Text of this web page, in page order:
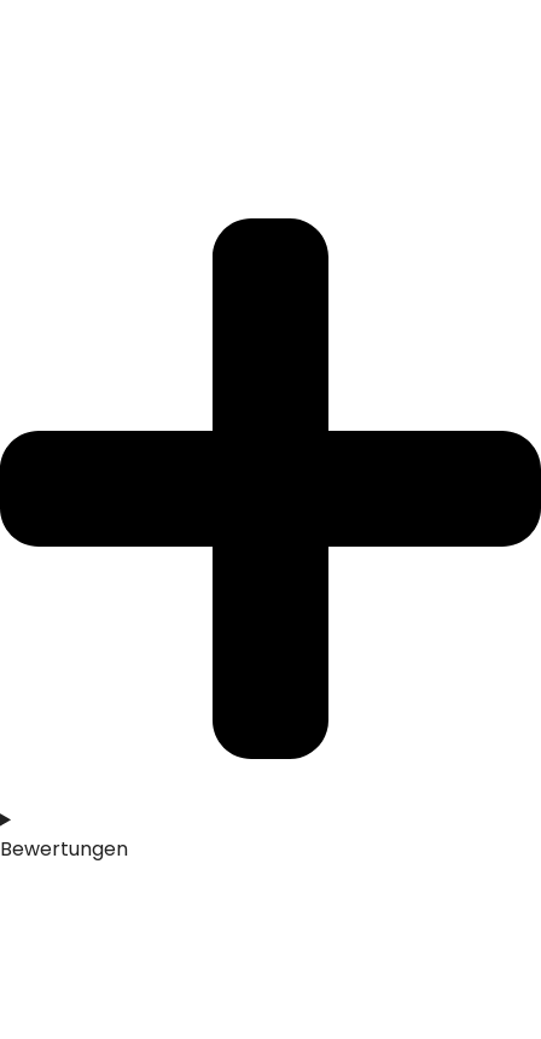
Bewertungen